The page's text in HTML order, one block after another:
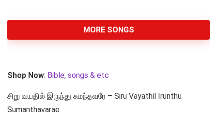
MORE SONGS
Shop Now: Bible, songs & etc
சிறு வயதில் இருந்து சுமந்தவரே – Siru Vayathil Irunthu
Sumanthavarae